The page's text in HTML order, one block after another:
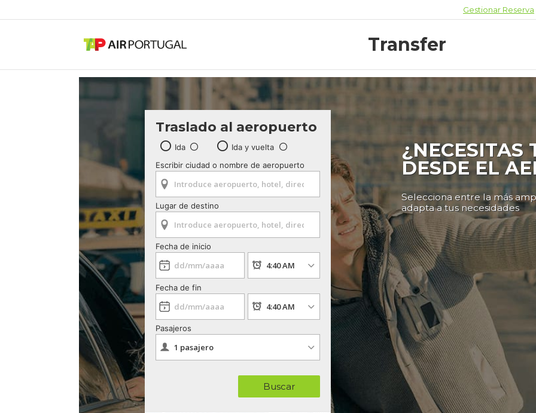
Gestionar Reserva
Transfer
Traslado al aeropuerto
Ida
Ida y vuelta
Escribir ciudad o nombre de aeropuerto
Lugar de destino
Fecha de inicio
Fecha de fin
Pasajeros
Buscar
¿NECESITAS
DESDE EL
Selecciona entre la más
adapta a tus necesidades